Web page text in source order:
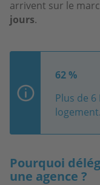
arrivent sur le
jours.
62 %
Plus de
logement.
Pourquoi
une agence ?